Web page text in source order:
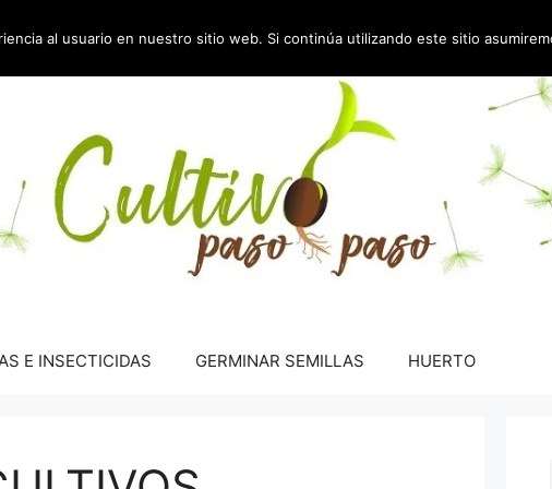
E INSECTICIDAS GERMINAR SEMILLAS HUERTO
al usuario en nuestro sitio web. Si continúa utilizando este sitio